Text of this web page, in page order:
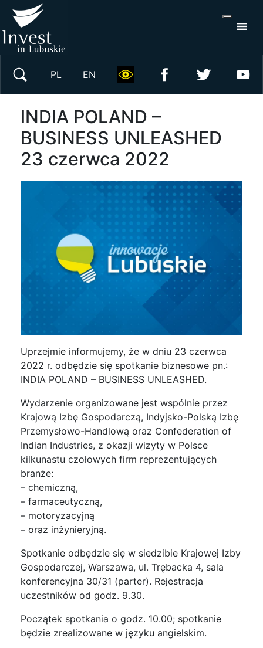
PL EN
INDIA POLAND –
BUSINESS UNLEASHED
23 czerwca 2022
Uprzejmie informujemy, że w dniu 23 czerwca
2022 r. odbędzie się spotkanie biznesowe pn.:
INDIA POLAND – BUSINESS UNLEASHED.
Wydarzenie organizowane jest wspólnie przez
Krajową Izbę Gospodarczą, Indyjsko-Polską Izbę
Przemysłowo-Handlową oraz Confederation of
Indian Industries, z okazji wizyty w Polsce
kilkunastu czołowych firm reprezentujących
branże:
– chemiczną,
– farmaceutyczną,
– motoryzacyjną
– oraz inżynieryjną.
Spotkanie odbędzie się w siedzibie Krajowej Izby
Gospodarczej, Warszawa, ul. Trębacka 4, sala
konferencyjna 30/31 (parter). Rejestracja
uczestników od godz. 9.30.
Początek spotkania o godz. 10.00; spotkanie
będzie zrealizowane w języku angielskim.
Wyszukaj w serwisie